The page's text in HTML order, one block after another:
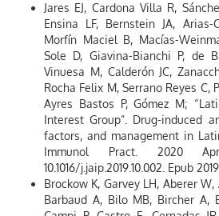
Jares EJ, Cardona Villa R,
Ensina LF, Bernstein JA, Arias-
Morfín Maciel B, Macías-
Sole D, Giavina-Bianchi P, de
Vinuesa M, Calderón JC,
Rocha Felix M, Serrano Reyes C,
Ayres Bastos P, Gómez M;
Interest Group”. Drug-induced
factors, and management in
Immunol Pract. 2020
10.1016/j.jaip.2019.10.002. Epub
Brockow K, Garvey LH, Aberer
Barbaud A, Bilo MB, Bircher A,